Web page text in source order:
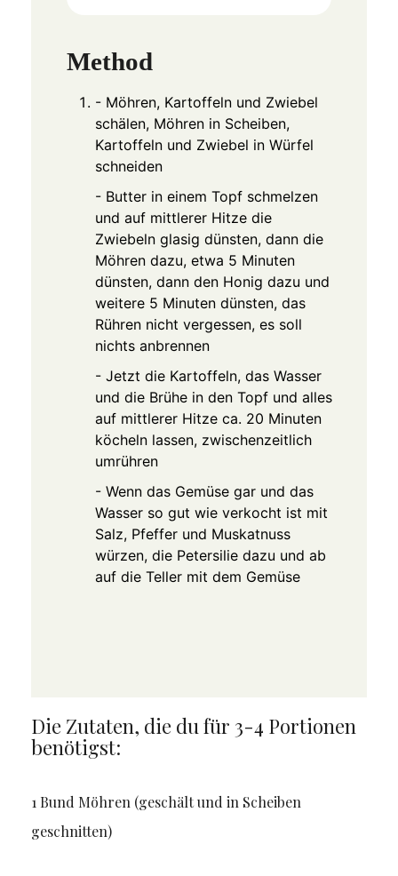
Method
- Möhren, Kartoffeln und Zwiebel
schälen, Möhren in Scheiben,
Kartoffeln und Zwiebel in Würfel
schneiden
- Butter in einem Topf schmelzen
und auf mittlerer Hitze die
Zwiebeln glasig dünsten, dann die
Möhren dazu, etwa 5 Minuten
dünsten, dann den Honig dazu und
weitere 5 Minuten dünsten, das
Rühren nicht vergessen, es soll
nichts anbrennen
- Jetzt die Kartoffeln, das Wasser
und die Brühe in den Topf und alles
auf mittlerer Hitze ca. 20 Minuten
köcheln lassen, zwischenzeitlich
umrühren
- Wenn das Gemüse gar und das
Wasser so gut wie verkocht ist mit
Salz, Pfeffer und Muskatnuss
würzen, die Petersilie dazu und ab
auf die Teller mit dem Gemüse
Die Zutaten, die du für 3-4 Portionen
benötigst:
1 Bund Möhren (geschält und in Scheiben
geschnitten)